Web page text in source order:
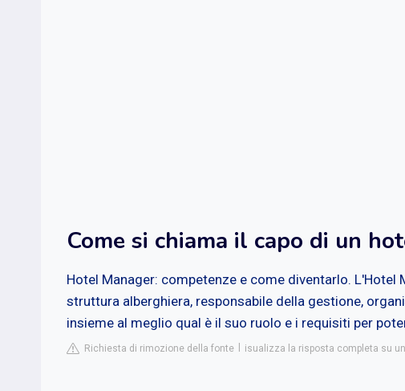
Come si chiama il capo di un
Hotel Manager: competenze e come diventarlo.
struttura alberghiera, responsabile della gestione,
insieme al meglio qual è il suo ruolo e i requisiti per
Richiesta di rimozione della fonte isualizza la risposta completa su